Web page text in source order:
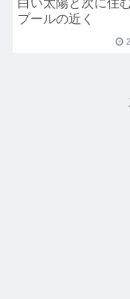
プールの近く